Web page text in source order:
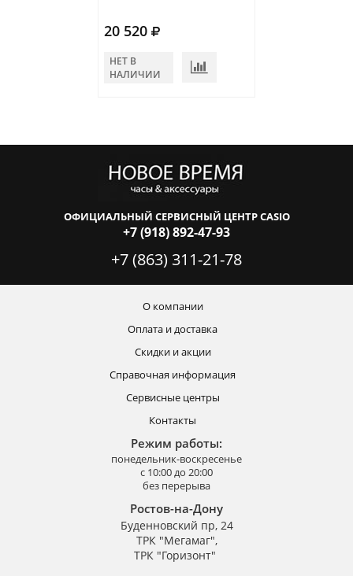
20 520
НЕТ В
НАЛИЧИИ
ОФИЦИАЛЬНЫЙ СЕРВИСНЫЙ ЦЕНТР CASIO
+7 (918) 892-47-93
+7 (863) 311-21-78
О компании
Оплата и доставка
Скидки и акции
Справочная информация
Сервисные центры
Контакты
Режим работы:
понедельник-воскресенье
с 10:00 до 20:00
без перерыва
Ростов-на-Дону
Буденновский пр, 24
ТРК "Мегамаг",
ТРК "Горизонт"